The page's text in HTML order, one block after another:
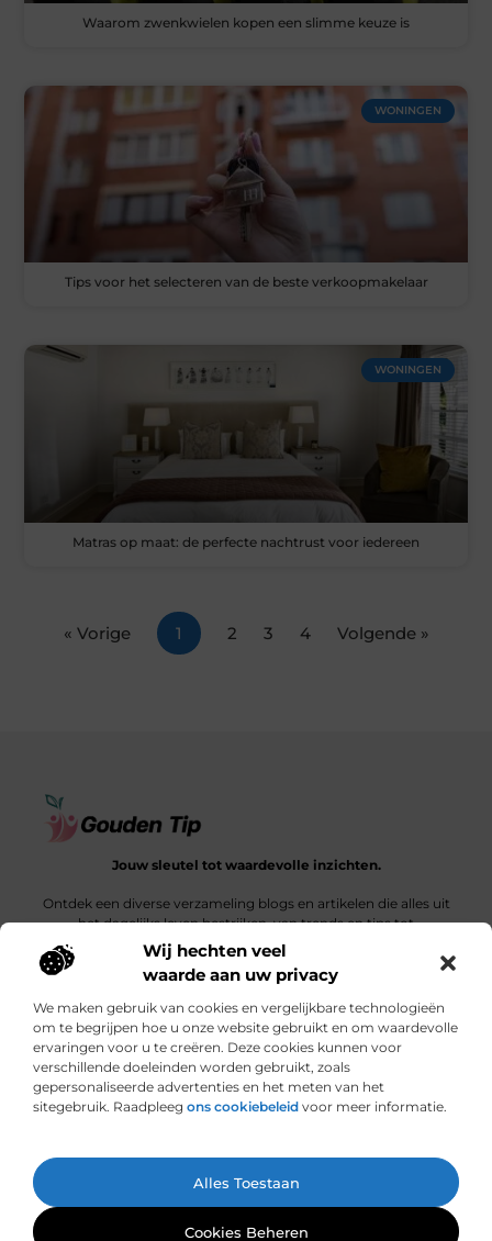
Wij hechten veel
waarde aan uw privacy
We maken gebruik van cookies en vergelijkbare technologieën
om te begrijpen hoe u onze website gebruikt en om waardevolle
ervaringen voor u te creëren. Deze cookies kunnen voor
verschillende doeleinden worden gebruikt, zoals
gepersonaliseerde advertenties en het meten van het
sitegebruik. Raadpleeg ons cookiebeleid voor meer informatie.
Alles Toestaan
Cookies Beheren
Ga Naar
Waarom zwenkwielen kopen een slimme keuze is
WONINGEN
Tips voor het selecteren van de beste verkoopmakelaar
WONINGEN
Matras op maat: de perfecte nachtrust voor iedereen
« Vorige 1 2 3 4 Volgende »
Jouw sleutel tot waardevolle inzichten.
Ontdek een diverse verzameling blogs en artikelen die alles uit
het dagelijks leven bestrijken, van trends en tips tot
diepgaande verhalen.
Bericht categorie
Onze informatie
Cookiebeleid (EU)
@2025 www.gouden-tip.nl. All Right Reserved.